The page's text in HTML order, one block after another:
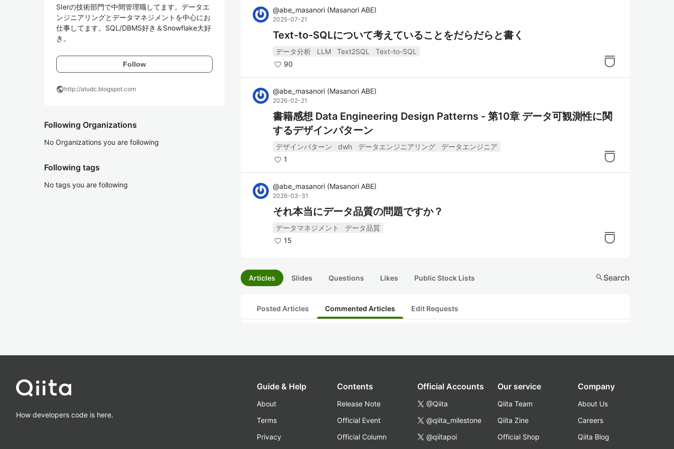
SIerの技術部門で中間管理職してます。データエ
ンジニアリングとデータマネジメントを中心にお
仕事してます。SQL/DBMS好き＆Snowflake大好
き。
Follow
publichttp://atudc.blogspot.com
Following Organizations
No Organizations you are following
Following tags
No tags you are following
@abe_masanori (Masanori ABE)
2025-07-21
Text-to-SQLについて考えていることをだらだらと書く
データ分析 LLM Text2SQL
Text-to-SQL
90
@abe_masanori (Masanori ABE)
2026-02-21
書籍感想 Data Engineering Design Patterns - 第10章 データ可観測性に関
するデザインパターン
デザインパターン dwh データエンジニアリング
データエンジニア
1
@abe_masanori (Masanori ABE)
2026-03-31
それ本当にデータ品質の問題ですか？
データマネジメント
データ品質
15
Articles Slides Questions Likes Public Stock Lists searchSearch
Posted Articles Commented Articles Edit Requests
How developers code is here.
Guide & Help
About
Terms
Privacy
Contents
Release Note
Official Event
Official Column
Official Accounts
@Qiita
@qiita_milestone
@qiitapoi
Our service
Qiita Team
Qiita Zine
Official Shop
Company
About Us
Careers
Qiita Blog